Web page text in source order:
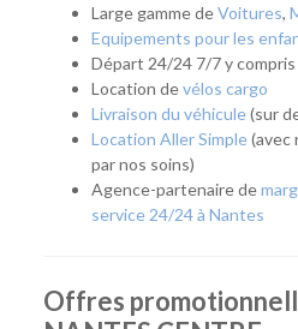
d'une voiture. Que ce soit pour
transporter un meuble, effectuer
en vacances ou répondre à un
pouvez récupérer rapidement un
projet.
Cette approche permet de
utilitaire uniquement lorsque
bénéficiant d'un large choix de
Quel véhicule choisir ?
Large gamme deVoitures,
Equipements pour les
Départ 24/24 7/7 y
Location devélos cargo
Livraison du véhicule(sur
Location Aller Simple(avec
par nos soins)
Agence-partenaire de
service 24/24 à Nantes
Offres